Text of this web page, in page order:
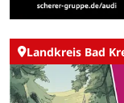
Landkreis Bad